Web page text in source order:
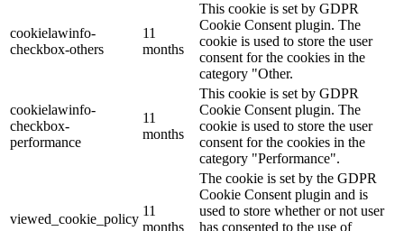
cookielawinfo-
checkbox-others
11
months
This cookie is set by GDPR
Cookie Consent plugin. The
cookie is used to store the user
consent for the cookies in the
category "Other.
cookielawinfo-
checkbox-
performance
11
months
This cookie is set by GDPR
Cookie Consent plugin. The
cookie is used to store the user
consent for the cookies in the
category "Performance".
viewed_cookie_policy
11
months
The cookie is set by the GDPR
Cookie Consent plugin and is
used to store whether or not user
has consented to the use of